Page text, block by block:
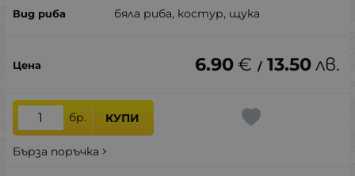
бяла риба, костур, щука
6.90€ / 13.50лв.
бр. КУПИ
Бърза поръчка